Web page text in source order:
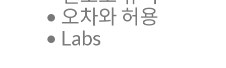
• 오차와 허용
• Labs